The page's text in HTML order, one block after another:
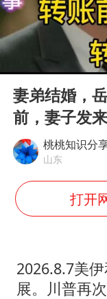
Play
妻弟结婚，
前，妻子发
桃桃知识分
山东
打开
2026.8.7美
展。川普再